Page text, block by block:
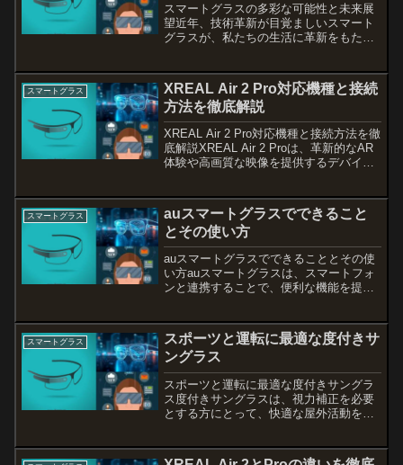
スマートグラスの多彩な可能性と未来展
望近年、技術革新が目覚ましいスマート
グラスが、私たちの生活に革新をもたら
果表示、さらにはカメラ機能に至るまで
多様な機能を備えています...
スマートグラス
XREAL Air 2 Pro対応機種と接続
方法を徹底解説
XREAL Air 2 Pro対応機種と接続方法を徹
底解説XREAL Air 2 Proは、革新的なAR
体験や高画質な映像を提供するデバイス
は、XREAL Air 2 P...
スマートグラス
auスマートグラスでできること
とその使い方
auスマートグラスでできることとその使
い方auスマートグラスは、スマートフォ
ンと連携することで、便利な機能を提供
生活の中で多くの可能性を広げてくれま
す。本記事では、au...
スマートグラス
スポーツと運転に最適な度付きサ
ングラス
スポーツと運転に最適な度付きサングラ
ス度付きサングラスは、視力補正を必要
とする方にとって、快適な屋外活動をサ
が、安全性やパフォーマンス向上に直結